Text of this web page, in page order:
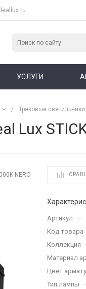
УСЛУГИ
/ Трековые светильники
Lux
NERO
Артикул —
Код товара
Коллекция
Материал
Цвет
Тип лампы